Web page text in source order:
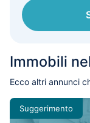
Immobili
Ecco altri annunci
Suggerimento